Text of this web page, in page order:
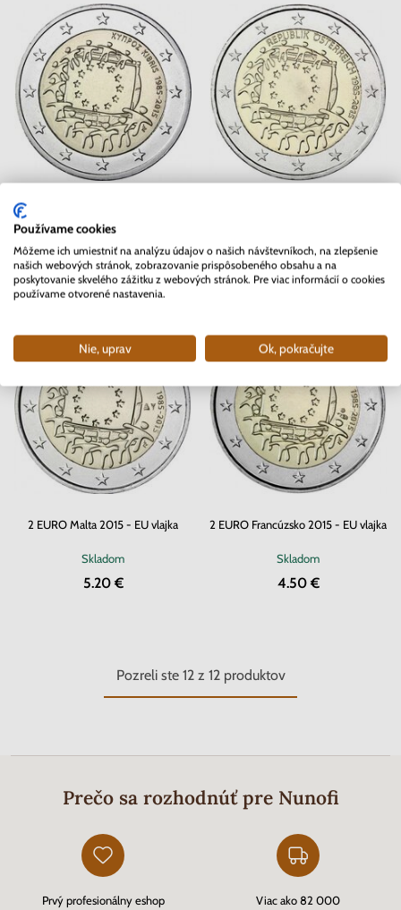
2 EURO Cyprus 2015 - EU vlajka
Skladom
4.85 €
Skladom
3.50 €
2 EURO Malta 2015 - EU vlajka
Skladom
5.20 €
2 EURO Francúzsko 2015 - EU vlajka
Skladom
4.50 €
Pozreli ste 12z 12produktov
Prečo sa rozhodnúť pre Nunofi
Prvý profesionálny eshop
Viac ako 82 000
Používame cookies
Môžeme ich umiestniť na analýzu údajov o našich návštevníkoch, na zlepšenie
našich webových stránok, zobrazovanie prispôsobeného obsahu a na
poskytovanie skvelého zážitku z webových stránok. Pre viac informácií o cookies
používame otvorené nastavenia.
Nie, uprav Ok, pokračujte